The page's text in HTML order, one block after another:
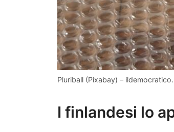
Pluriball (Pixabay) –
I finlandesi lo